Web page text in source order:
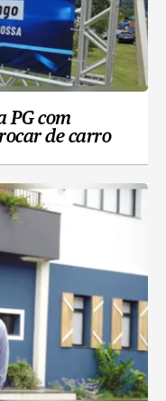
PG com
de carro